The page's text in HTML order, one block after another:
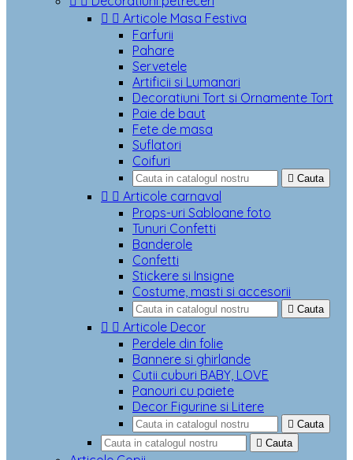
  Articole Masa Festiva
Farfurii
Pahare
Servetele
Artificii si Lumanari
Decoratiuni Tort si Ornamente Tort
Paie de baut
Fete de masa
Suflatori
Coifuri
 Cauta
  Articole carnaval
Props-uri Sabloane foto
Tunuri Confetti
Banderole
Confetti
Stickere si Insigne
Costume, masti si accesorii
 Cauta
  Articole Decor
Perdele din folie
Bannere si ghirlande
Cutii cuburi BABY, LOVE
Panouri cu paiete
Decor Figurine si Litere
 Cauta
 Cauta